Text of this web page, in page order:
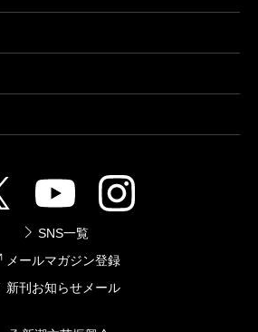
SNS一覧
メールマガジン登録
新刊お知らせメール